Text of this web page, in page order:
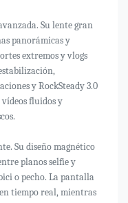
Su lente gran
panorámicas y
extremos y vlogs
y RockSteady 3.0
fluidos y
Su diseño magnético
planos selfie y
o pecho. La pantalla
tiempo real, mientras